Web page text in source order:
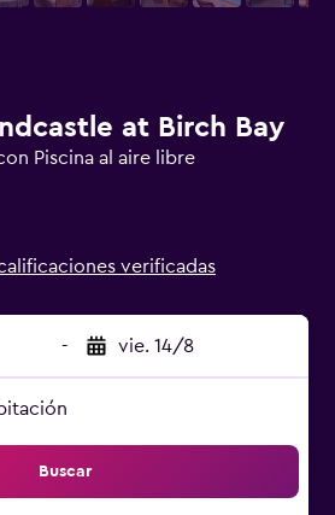
at Birch Bay
Piscina al aire libre
verificadas
- vie. 14/8
Buscar